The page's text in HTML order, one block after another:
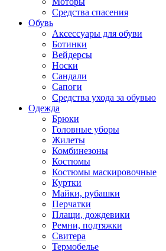
Средства спасения
Обувь
Аксессуары для обуви
Ботинки
Вейдерсы
Носки
Сандали
Сапоги
Средства ухода за обувью
Одежда
Брюки
Головные уборы
Жилеты
Комбинезоны
Костюмы
Костюмы маскировочные
Куртки
Майки, рубашки
Перчатки
Плащи, дождевики
Ремни, подтяжки
Свитера
Термобелье